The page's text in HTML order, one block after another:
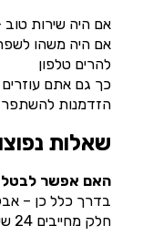
אם היה שירות
אם היה משהו
להרים טלפון
כך גם אתם
הזדמנות להשתפר
שאלות
האם אפשר
בדרך כלל כן –
חלק מחייבים 24 שעות מראש, חלק גמישים יותר